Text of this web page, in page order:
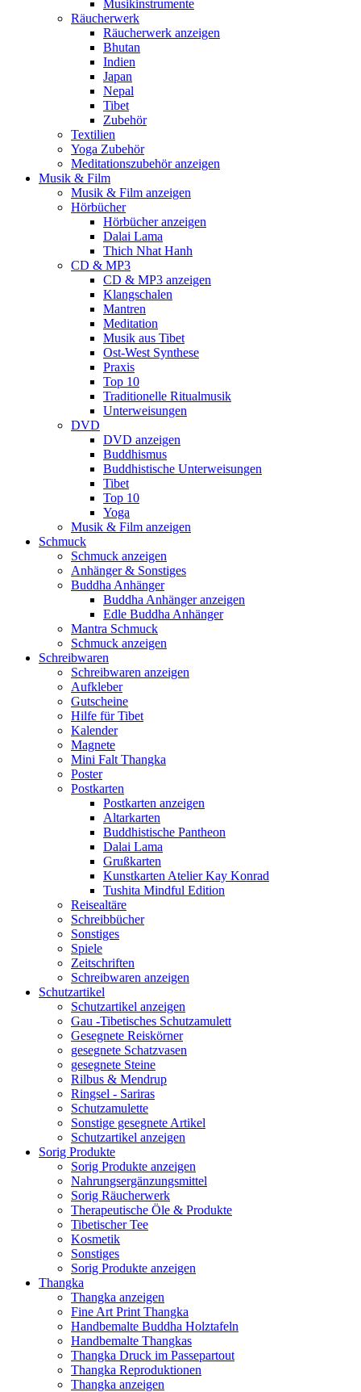
Musikinstrumente
Räucherwerk
Räucherwerk anzeigen
Bhutan
Indien
Japan
Nepal
Tibet
Zubehör
Textilien
Yoga Zubehör
Meditationszubehör anzeigen
Musik & Film
Musik & Film anzeigen
Hörbücher
Hörbücher anzeigen
Dalai Lama
Thich Nhat Hanh
CD & MP3
CD & MP3 anzeigen
Klangschalen
Mantren
Meditation
Musik aus Tibet
Ost-West Synthese
Praxis
Top 10
Traditionelle Ritualmusik
Unterweisungen
DVD
DVD anzeigen
Buddhismus
Buddhistische Unterweisungen
Tibet
Top 10
Yoga
Musik & Film anzeigen
Schmuck
Schmuck anzeigen
Anhänger & Sonstiges
Buddha Anhänger
Buddha Anhänger anzeigen
Edle Buddha Anhänger
Mantra Schmuck
Schmuck anzeigen
Schreibwaren
Schreibwaren anzeigen
Aufkleber
Gutscheine
Hilfe für Tibet
Kalender
Magnete
Mini Falt Thangka
Poster
Postkarten
Postkarten anzeigen
Altarkarten
Buddhistische Pantheon
Dalai Lama
Grußkarten
Kunstkarten Atelier Kay Konrad
Tushita Mindful Edition
Reisealtäre
Schreibbücher
Sonstiges
Spiele
Zeitschriften
Schreibwaren anzeigen
Schutzartikel
Schutzartikel anzeigen
Gau -Tibetisches Schutzamulett
Gesegnete Reiskörner
gesegnete Schatzvasen
gesegnete Steine
Rilbus & Mendrup
Ringsel - Sariras
Schutzamulette
Sonstige gesegnete Artikel
Schutzartikel anzeigen
Sorig Produkte
Sorig Produkte anzeigen
Nahrungsergänzungsmittel
Sorig Räucherwerk
Therapeutische Öle & Produkte
Tibetischer Tee
Kosmetik
Sonstiges
Sorig Produkte anzeigen
Thangka
Thangka anzeigen
Fine Art Print Thangka
Handbemalte Buddha Holztafeln
Handbemalte Thangkas
Thangka Druck im Passepartout
Thangka Reproduktionen
Thangka anzeigen